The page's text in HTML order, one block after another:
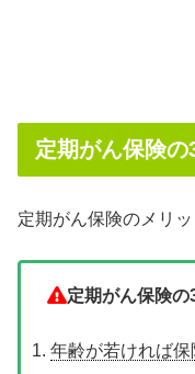
定期がん保険の
定期がん保険のメリ
定期がん保険の
年齢が若ければ